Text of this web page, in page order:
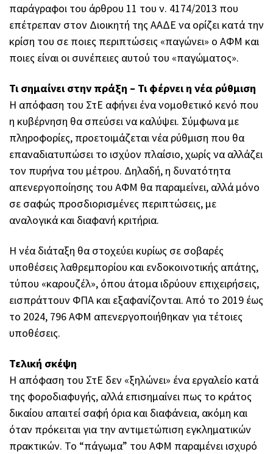
παράγραφοι του άρθρου 11 του ν. 4174/2013 που
επέτρεπαν στον Διοικητή της ΑΑΔΕ να ορίζει κατά την
κρίση του σε ποιες περιπτώσεις «παγώνει» ο ΑΦΜ και
ποιες είναι οι συνέπειες αυτού του «παγώματος».
Τι σημαίνει στην πράξη – Τι φέρνει η νέα ρύθμιση
Η απόφαση του ΣτΕ αφήνει ένα νομοθετικό κενό που
η κυβέρνηση θα σπεύσει να καλύψει. Σύμφωνα με
πληροφορίες, προετοιμάζεται νέα ρύθμιση που θα
επαναδιατυπώσει το ισχύον πλαίσιο, χωρίς να αλλάζει
τον πυρήνα του μέτρου. Δηλαδή, η δυνατότητα
απενεργοποίησης του ΑΦΜ θα παραμείνει, αλλά μόνο
σε σαφώς προσδιορισμένες περιπτώσεις, με
αναλογικά και διαφανή κριτήρια.
Η νέα διάταξη θα στοχεύει κυρίως σε σοβαρές
υποθέσεις λαθρεμπορίου και ενδοκοινοτικής απάτης,
τύπου «καρουζέλ», όπου άτομα ιδρύουν επιχειρήσεις,
εισπράττουν ΦΠΑ και εξαφανίζονται. Από το 2019 έως
το 2024, 796 ΑΦΜ απενεργοποιήθηκαν για τέτοιες
υποθέσεις.
Τελική σκέψη
Η απόφαση του ΣτΕ δεν «ξηλώνει» ένα εργαλείο κατά
της φοροδιαφυγής, αλλά επισημαίνει πως το κράτος
δικαίου απαιτεί σαφή όρια και διαφάνεια, ακόμη και
όταν πρόκειται για την αντιμετώπιση εγκληματικών
πρακτικών. Το “πάγωμα” του ΑΦΜ παραμένει ισχυρό